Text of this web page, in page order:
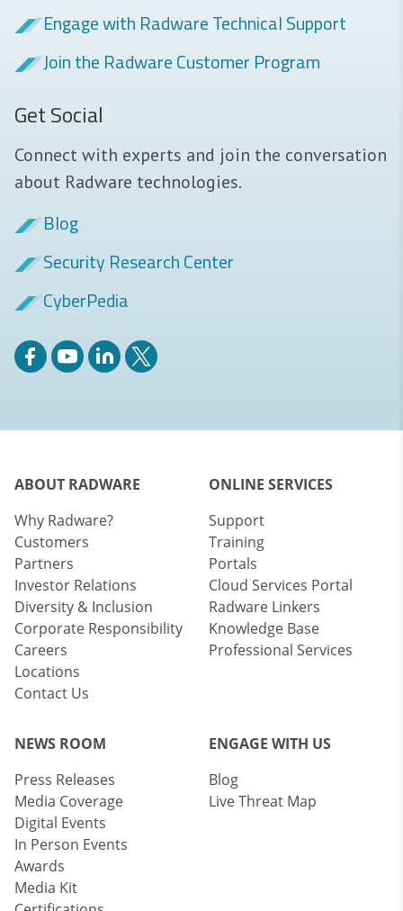
Engage with Radware Technical Support
Join the Radware Customer Program
Get Social
Connect with experts and join the conversation
about Radware technologies.
Blog
Security Research Center
CyberPedia
ABOUT RADWARE
Why Radware?
Customers
Partners
Investor Relations
Diversity & Inclusion
Corporate Responsibility
Careers
Locations
Contact Us
ONLINE SERVICES
Support
Training
Portals
Cloud Services Portal
Radware Linkers
Knowledge Base
Professional Services
NEWS ROOM
Press Releases
Media Coverage
Digital Events
In Person Events
Awards
Media Kit
ENGAGE WITH US
Blog
Live Threat Map